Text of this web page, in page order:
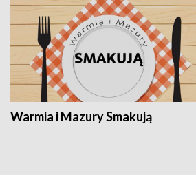
Warmia i Mazury Smakują